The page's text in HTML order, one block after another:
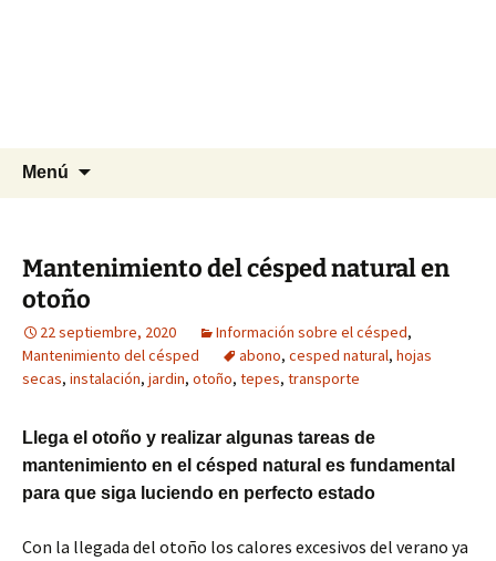
Menú
Mantenimiento del césped natural en
otoño
22 septiembre, 2020 Información sobre el césped,
Mantenimiento del césped
abono, cesped natural, hojas
secas, instalación, jardin, otoño, tepes, transporte
Llega el otoño y realizar algunas tareas de
mantenimiento en el césped natural es fundamental
para que siga luciendo en perfecto estado
Con la llegada del otoño los calores excesivos del verano ya